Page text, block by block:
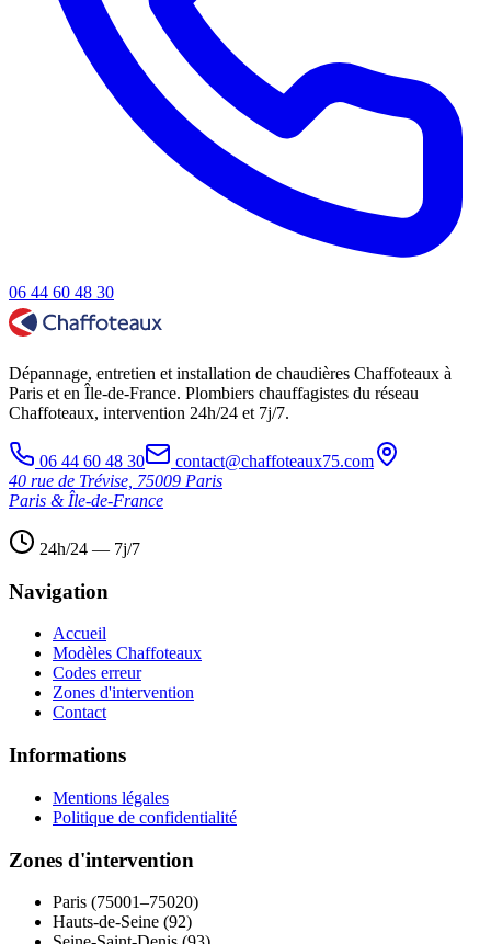
06 44 60 48 30
Dépannage, entretien et installation de chaudières Chaffoteaux à
Paris et en Île-de-France. Plombiers chauffagistes du réseau
Chaffoteaux, intervention 24h/24 et 7j/7.
06 44 60 48 30
contact@chaffoteaux75.com
40 rue de Trévise, 75009 Paris
Paris & Île-de-France
24h/24 — 7j/7
Navigation
Accueil
Modèles Chaffoteaux
Codes erreur
Zones d'intervention
Contact
Informations
Mentions légales
Politique de confidentialité
Zones d'intervention
Paris (75001–75020)
Hauts-de-Seine (92)